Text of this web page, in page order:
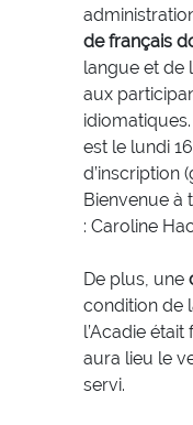
de français
langue et de
aux
idiomatiques.
est le lundi
d’inscription
Bienvenue à
: Caroline
De plus, une
condition de
l’Acadie
aura lieu le
servi.